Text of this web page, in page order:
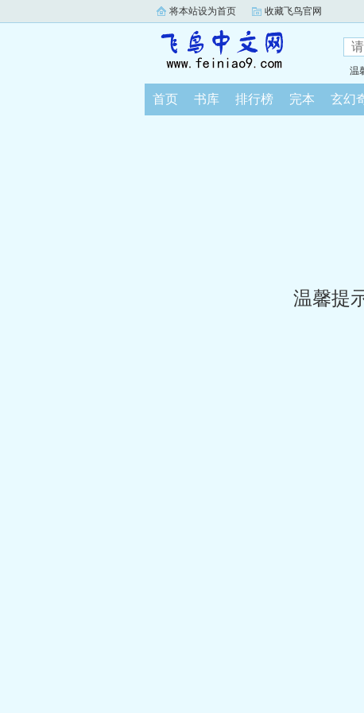
将本站设为首页 收藏飞鸟官网
温
首页 书库 排行榜 完本 玄幻
温馨提